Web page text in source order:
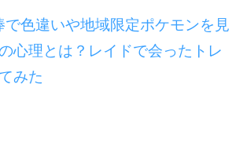
色違いや地域限定ポケモンを見
心理とは？レイドで会ったトレ
みた